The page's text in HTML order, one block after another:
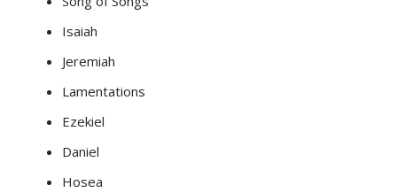
Isaiah
Jeremiah
Lamentations
Ezekiel
Daniel
Hosea